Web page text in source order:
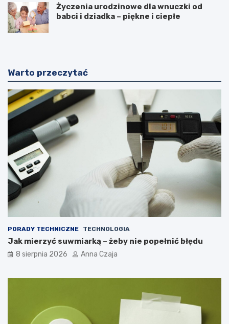
Życzenia urodzinowe dla wnuczki od
babci i dziadka – piękne i ciepłe
Warto przeczytać
PORADY TECHNICZNE TECHNOLOGIA
Jak mierzyć suwmiarką – żeby nie popełnić błędu
8 sierpnia 2026 Anna Czaja